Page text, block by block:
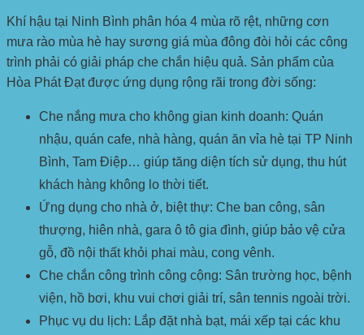
Khí hậu tại Ninh Bình phân hóa 4 mùa rõ rệt, những cơn
mưa rào mùa hè hay sương giá mùa đông đòi hỏi các công
trình phải có giải pháp che chắn hiệu quả. Sản phẩm của
Hòa Phát Đạt được ứng dụng rộng rãi trong đời sống:
Che nắng mưa cho không gian kinh doanh: Quán
nhậu, quán cafe, nhà hàng, quán ăn vỉa hè tại TP Ninh
Bình, Tam Điệp… giúp tăng diện tích sử dụng, thu hút
khách hàng không lo thời tiết.
Ứng dụng cho nhà ở, biệt thự: Che ban công, sân
thượng, hiên nhà, gara ô tô gia đình, giúp bảo vệ cửa
gỗ, đồ nội thất khỏi phai màu, cong vênh.
Che chắn công trình công cộng: Sân trường học, bệnh
viện, hồ bơi, khu vui chơi giải trí, sân tennis ngoài trời.
Phục vụ du lịch: Lắp đặt nhà bạt, mái xếp tại các khu